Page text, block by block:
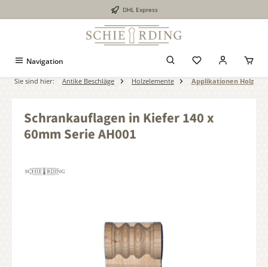
DHL Express
Navigation
Sie sind hier: Antike Beschläge Holzelemente Applikationen Holz
Schrankauflagen in Kiefer 140 x
60mm Serie AH001
Bildergalerie überspringen